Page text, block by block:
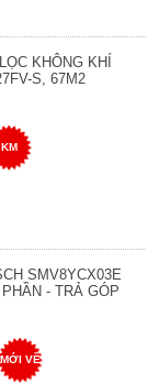
KHÔNG KHÍ
S, 67M2
KM
SMV8YCX03E
- TRẢ GÓP
MỚI VỀ